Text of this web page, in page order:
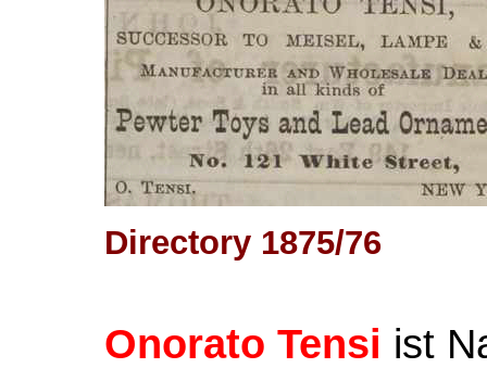
Directory 1875/76
Onorato Tensi ist